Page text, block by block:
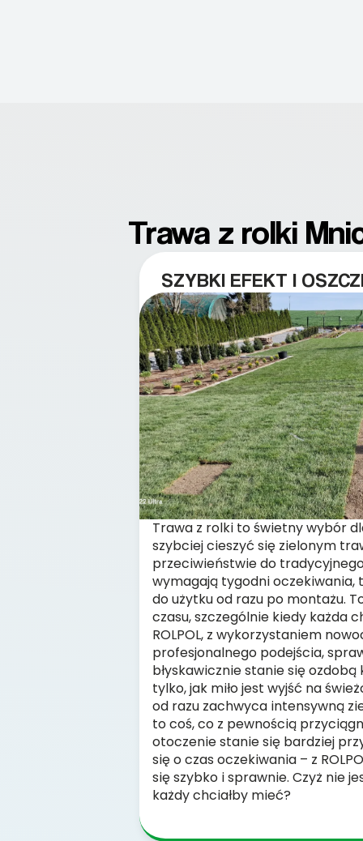
Trawa z rolki
SZYBKI EFEKT I
Trawa z rolki to świetny wybór
szybciej cieszyć się zielonym
przeciwieństwie do
wymagają tygodni oczekiwania,
do użytku od razu po montażu.
czasu, szczególnie kiedy każda
ROLPOL, z wykorzystaniem
profesjonalnego podejścia,
błyskawicznie stanie się
tylko, jak miło jest wyjść na
od razu zachwyca intensywną
to coś, co z pewnością
otoczenie stanie się bardziej
się o czas oczekiwania – z
się szybko i sprawnie. Czyż nie
każdy chciałby mieć?